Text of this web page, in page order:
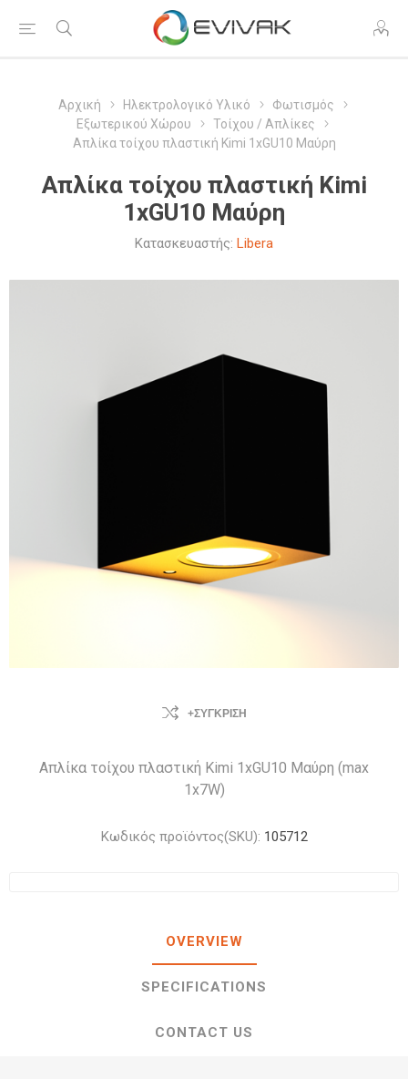
Αρχική Ηλεκτρολογικό Υλικό
Φωτισμός
Εξωτερικού Χώρου
Τοίχου / Απλίκες
Απλίκα τοίχου πλαστική Kimi 1xGU10 Μαύρη
Απλίκα τοίχου πλαστική Kimi
1xGU10 Μαύρη
Κατασκευαστής: Libera
+ΣΎΓΚΡΙΣΗ
Απλίκα τοίχου πλαστική Kimi 1xGU10 Μαύρη (max
1x7W)
Κωδικός προϊόντος(SKU): 105712
OVERVIEW
SPECIFICATIONS
CONTACT US